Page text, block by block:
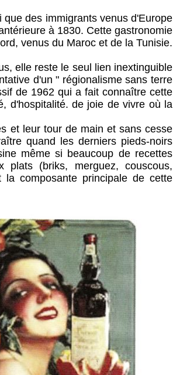
des immigrants venus d'Europe
à 1830. Cette gastronomie
venus du Maroc et de la Tunisie.
reste le seul lien inextinguible
d'un " régionalisme sans terre
de 1962 qui a fait connaître cette
d'hospitalité. de joie de vivre où la
tour de main et sans cesse
quand les derniers pieds-noirs
même si beaucoup de recettes
(briks, merguez, couscous,
composante principale de cette